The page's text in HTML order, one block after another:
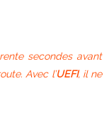
secondes avant
Avec l’UEFI, il ne